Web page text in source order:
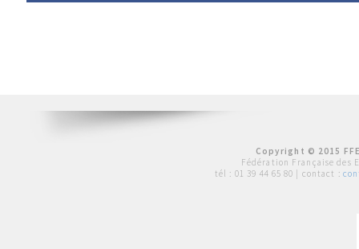
Copyright © 2015
Fédération Française des
tél : 01 39 44 65 80 | contact :